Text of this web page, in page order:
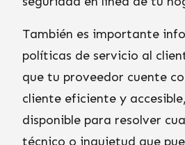
También es importante
políticas de servicio al
que tu proveedor cuente
cliente eficiente y
disponible para resolver
técnico o inquietud que